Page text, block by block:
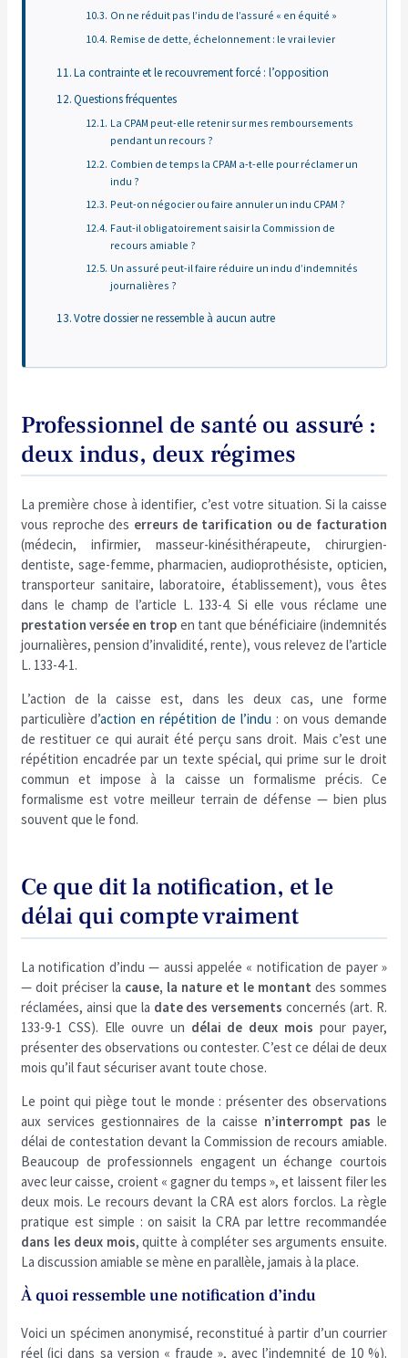
On ne réduit pas l’indu de l’assuré « en équité »
Remise de dette, échelonnement : le vrai levier
La contrainte et le recouvrement forcé : l’opposition
Questions fréquentes
La CPAM peut-elle retenir sur mes remboursements
pendant un recours ?
Combien de temps la CPAM a-t-elle pour réclamer un
indu ?
Peut-on négocier ou faire annuler un indu CPAM ?
Faut-il obligatoirement saisir la Commission de
recours amiable ?
Un assuré peut-il faire réduire un indu d’indemnités
journalières ?
Votre dossier ne ressemble à aucun autre
Professionnel de santé ou assuré :
deux indus, deux régimes
La première chose à identifier, c’est votre situation. Si la caisse
vous reproche des erreurs de tarification ou de facturation
(médecin, infirmier, masseur-kinésithérapeute, chirurgien-
dentiste, sage-femme, pharmacien, audioprothésiste, opticien,
transporteur sanitaire, laboratoire, établissement), vous êtes
dans le champ de l’article L. 133-4. Si elle vous réclame une
prestation versée en trop en tant que bénéficiaire (indemnités
journalières, pension d’invalidité, rente), vous relevez de l’article
L. 133-4-1.
L’action de la caisse est, dans les deux cas, une forme
particulière d’action en répétition de l’indu : on vous demande
de restituer ce qui aurait été perçu sans droit. Mais c’est une
répétition encadrée par un texte spécial, qui prime sur le droit
commun et impose à la caisse un formalisme précis. Ce
formalisme est votre meilleur terrain de défense — bien plus
souvent que le fond.
Ce que dit la notification, et le
délai qui compte vraiment
La notification d’indu — aussi appelée « notification de payer »
— doit préciser la cause, la nature et le montant des sommes
réclamées, ainsi que la date des versements concernés (art. R.
133-9-1 CSS). Elle ouvre un délai de deux mois pour payer,
présenter des observations ou contester. C’est ce délai de deux
mois qu’il faut sécuriser avant toute chose.
Le point qui piège tout le monde : présenter des observations
aux services gestionnaires de la caisse n’interrompt pas le
délai de contestation devant la Commission de recours amiable.
Beaucoup de professionnels engagent un échange courtois
avec leur caisse, croient « gagner du temps », et laissent filer les
deux mois. Le recours devant la CRA est alors forclos. La règle
pratique est simple : on saisit la CRA par lettre recommandée
dans les deux mois, quitte à compléter ses arguments ensuite.
La discussion amiable se mène en parallèle, jamais à la place.
À quoi ressemble une notification d’indu
Voici un spécimen anonymisé, reconstitué à partir d’un courrier
réel (ici dans sa version « fraude », avec l’indemnité de 10 %).